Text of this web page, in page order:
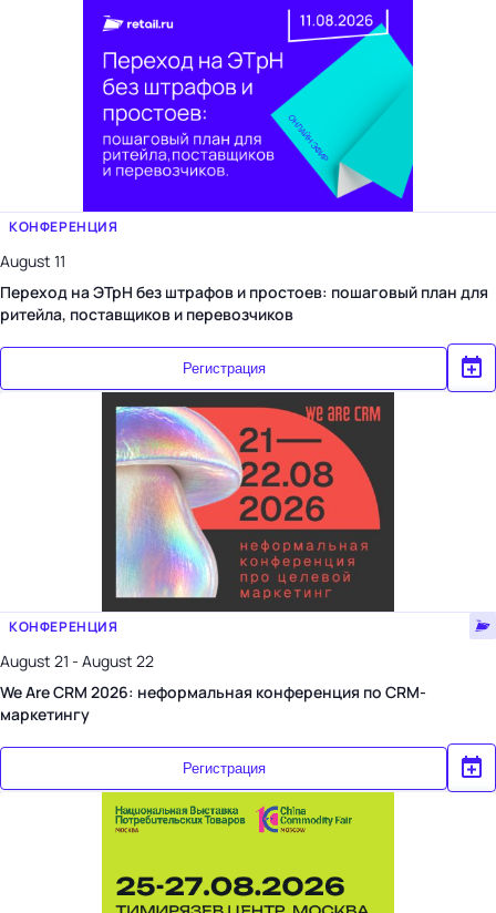
КОНФЕРЕНЦИЯ
August 11
Переход на ЭТрН без штрафов и простоев: пошаговый план для
ритейла, поставщиков и перевозчиков
Регистрация
КОНФЕРЕНЦИЯ
August 21 - August 22
We Are CRM 2026: неформальная конференция по CRM-
маркетингу
Регистрация